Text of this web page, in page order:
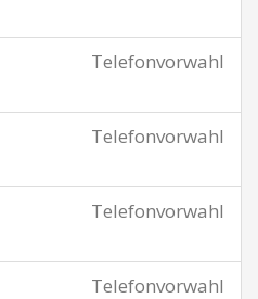
Telefonvorwahl
Telefonvorwahl
Telefonvorwahl
Telefonvorwahl